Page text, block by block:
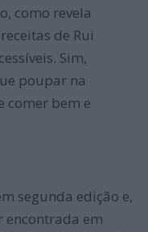
como revela
de Rui
Sim,
poupar na
comer bem e
segunda edição e,
encontrada em